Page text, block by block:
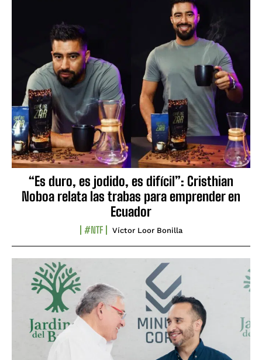
“Es duro, es jodido, es difícil”: Cristhian
Noboa relata las trabas para emprender en
Ecuador
#NTF Víctor Loor Bonilla